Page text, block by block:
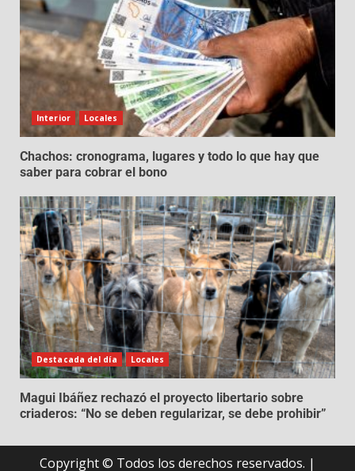
Interior Locales
Chachos: cronograma, lugares y todo lo que hay que
saber para cobrar el bono
Destacada del día Locales
Magui Ibáñez rechazó el proyecto libertario sobre
criaderos: “No se deben regularizar, se debe prohibir”
Copyright © Todos los derechos reservados. |